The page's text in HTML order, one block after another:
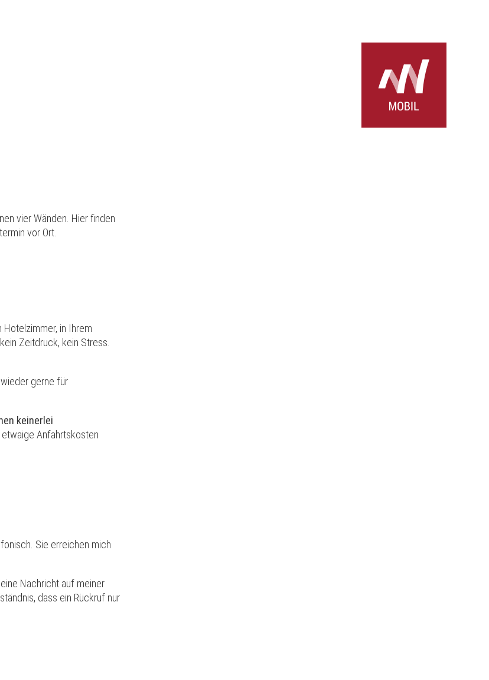
vier Wänden. Hier finden
vor Ort.
in Ihrem
Zeitdruck, kein Stress.
gerne für
keinerlei
etwaige Anfahrtskosten
Sie erreichen mich
Nachricht auf meiner
dass ein Rückruf nur